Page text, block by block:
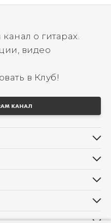
о гитарах.
видео
в Клуб!
КАНАЛ